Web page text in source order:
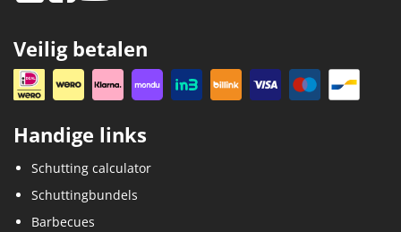
Veilig betalen
Handige links
Schutting calculator
Schuttingbundels
Barbecues